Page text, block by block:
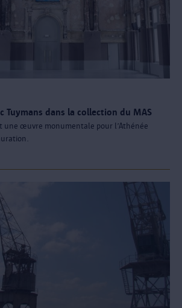
Tuymans dans la collection du MAS
une œuvre monumentale pour l’Athénée